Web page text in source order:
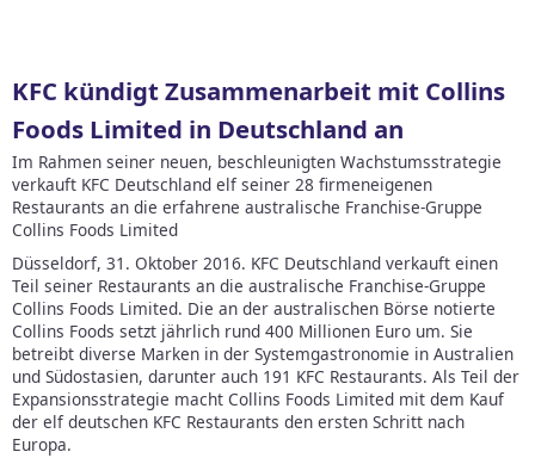
KFC kündigt Zusammenarbeit mit Collins
Foods Limited in Deutschland an
Im Rahmen seiner neuen, beschleunigten Wachstumsstrategie
verkauft KFC Deutschland elf seiner 28 firmeneigenen
Restaurants an die erfahrene australische Franchise-Gruppe
Collins Foods Limited
Düsseldorf, 31. Oktober 2016. KFC Deutschland verkauft einen
Teil seiner Restaurants an die australische Franchise-Gruppe
Collins Foods Limited. Die an der australischen Börse notierte
Collins Foods setzt jährlich rund 400 Millionen Euro um. Sie
betreibt diverse Marken in der Systemgastronomie in Australien
und Südostasien, darunter auch 191 KFC Restaurants. Als Teil der
Expansionsstrategie macht Collins Foods Limited mit dem Kauf
der elf deutschen KFC Restaurants den ersten Schritt nach
Europa.